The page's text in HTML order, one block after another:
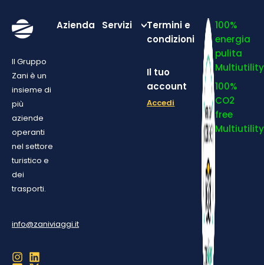
Il Gruppo
Zani è un
insieme di
più
aziende
operanti
nel settore
turistico e
dei
trasporti.
info@zaniviaggi.it
Azienda Servizi
Termini e
condizioni
Il tuo
account
Accedi
100%
energia
pulita
Multiutility
100%
CO2
free
Multiutility